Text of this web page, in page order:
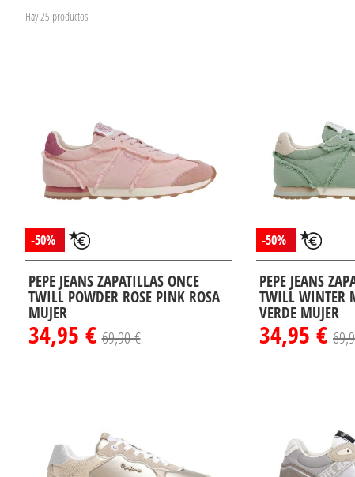
Hay 25 productos.
-50%
PEPE JEANS ZAPATILLAS ONCE
TWILL POWDER ROSE PINK ROSA
MUJER
34,95 €69,90 €
-50%
PEPE JEANS
TWILL WINTER
VERDE MUJER
34,95 €